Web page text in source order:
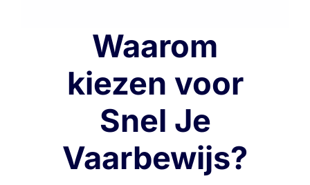
Waarom
kiezen voor
Snel Je
Vaarbewijs?